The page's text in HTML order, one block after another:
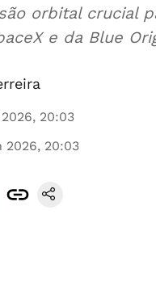
orbital crucial
e da Blue
20:03
2026, 20:03